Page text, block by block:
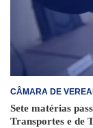
CÂMARA DE
Sete matérias
Transportes e de